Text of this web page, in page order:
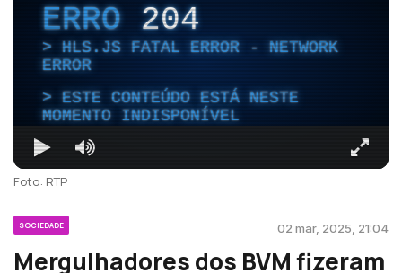
ERRO204
HLS.JS FATAL ERROR - NETWORK
ERROR
ESTE CONTEÚDO ESTÁ NESTE
MOMENTO INDISPONÍVEL
Foto: RTP
SOCIEDADE 02 mar, 2025, 21:04
Mergulhadores dos BVM fizeram